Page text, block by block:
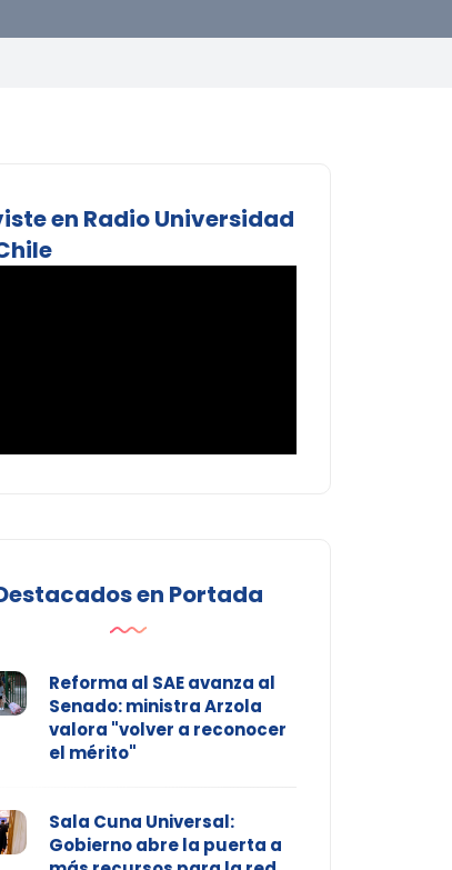
en Radio Universidad
en Portada
Reforma al SAE avanza al
Senado: ministra Arzola
valora "volver a reconocer
el mérito"
Sala Cuna Universal:
Gobierno abre la puerta a